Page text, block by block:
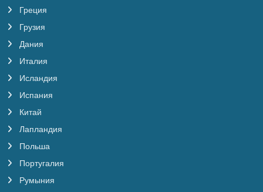
Греция
Грузия
Дания
Италия
Исландия
Испания
Китай
Лапландия
Польша
Португалия
Румыния